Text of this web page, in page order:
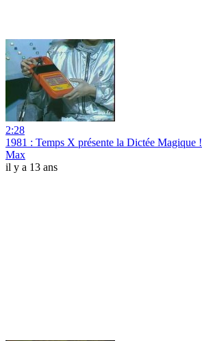
2:28
1981 : Temps X présente la Dictée Magique !
Max
il y a 13 ans